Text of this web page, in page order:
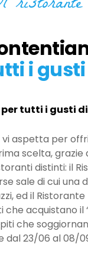
i gusti
per tutti i gusti
vi aspetta per
scelta, grazie
distinti: il
sale di cui una
ed il
che acquistano il
che
dal 23/06 al 08/